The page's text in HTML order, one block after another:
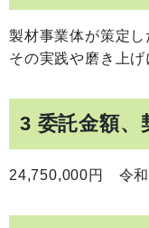
製材事業体が策定し
その実践や磨き上
3 委託金額、
24,750,000円 令和